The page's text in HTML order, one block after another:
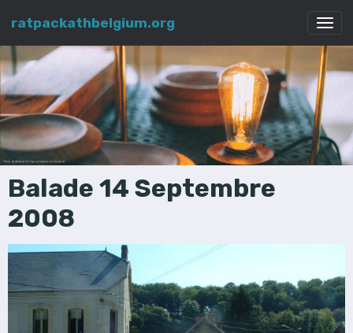
ratpackathbelgium.org
Balade 14 Septembre
2008